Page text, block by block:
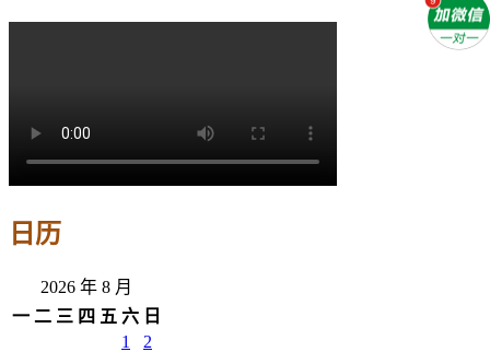
日历
2026 年 8 月
一 二 三 四 五 六 日
1
2